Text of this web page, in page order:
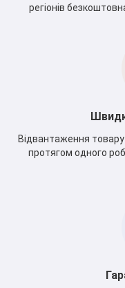
регіонів
Відвантаження
протягом одного